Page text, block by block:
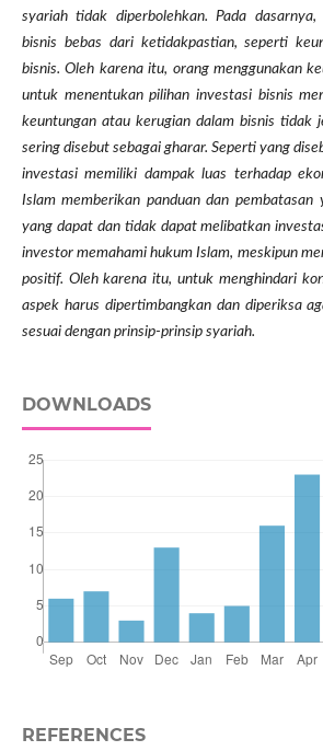
syariah tidak diperbolehkan. Pada
bisnis bebas dari ketidakpastian, seperti
bisnis. Oleh karena itu, orang menggunakan
untuk menentukan pilihan investasi bisnis
keuntungan atau kerugian dalam bisnis tidak
sering disebut sebagai gharar. Seperti yang
investasi memiliki dampak luas terhadap
Islam memberikan panduan dan pembatasan
yang dapat dan tidak dapat melibatkan
investor memahami hukum Islam, meskipun
positif. Oleh karena itu, untuk menghindari
aspek harus dipertimbangkan dan diperiksa
sesuai dengan prinsip-prinsip syariah.
DOWNLOADS
REFERENCES